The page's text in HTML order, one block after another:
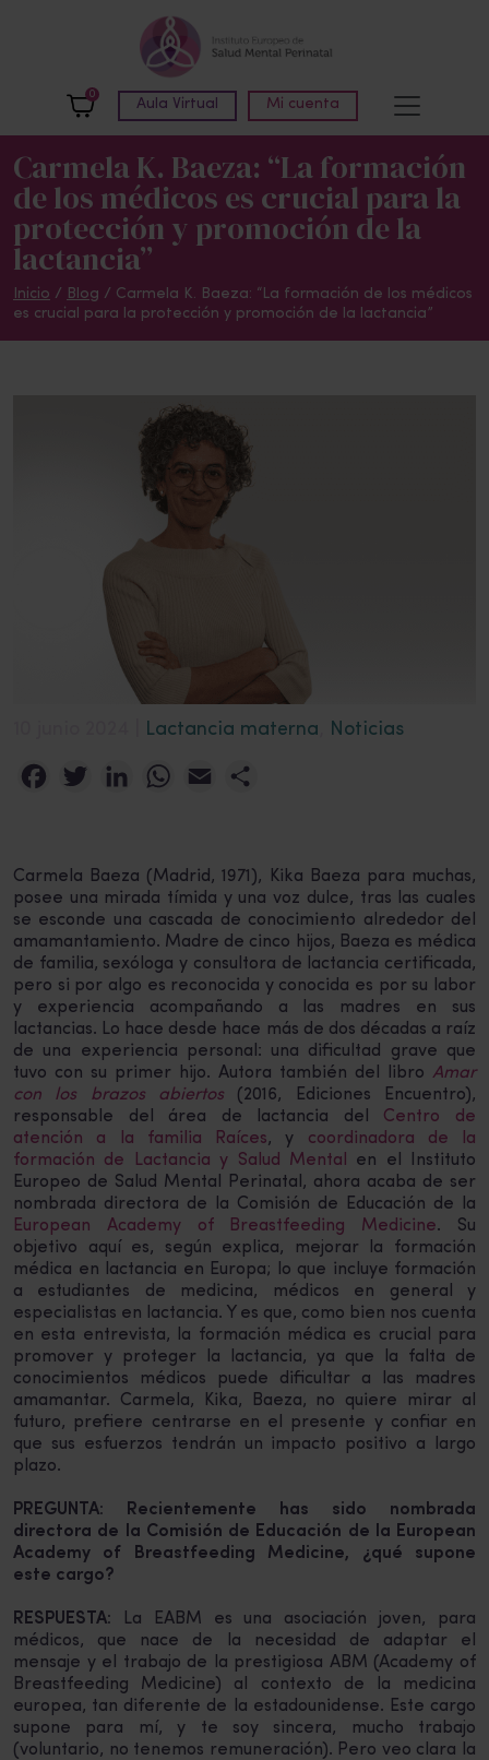
0
Aula Virtual Mi cuenta
Carmela K. Baeza: “La formación
de los médicos es crucial para la
protección y promoción de la
lactancia”
Inicio / Blog / Carmela K. Baeza: “La formación de los médicos
es crucial para la protección y promoción de la lactancia”
Lactancia materna Noticias
FacebookTwitterLinkedInWhatsApp
Email
Carmela Baeza (Madrid, 1971), Kika Baeza para muchas,
posee una mirada tímida y una voz dulce, tras las cuales
se esconde una cascada de conocimiento alrededor del
amamantamiento. Madre de cinco hijos, Baeza es médica
de familia, sexóloga y consultora de lactancia certificada,
pero si por algo es reconocida y conocida es por su labor
y experiencia acompañando a las madres en sus
lactancias. Lo hace desde hace más de dos décadas a raíz
de una experiencia personal: una dificultad grave que
tuvo con su primer hijo. Autora también del libro Amar
con los brazos abiertos (2016, Ediciones Encuentro),
responsable del área de lactancia del Centro de
atención a la familia Raíces, y coordinadora de la
formación de Lactancia y Salud Mental
en el Instituto
Europeo de Salud Mental Perinatal, ahora acaba de ser
nombrada directora de la Comisión de Educación de la
European Academy of Breastfeeding Medicine. Su
objetivo aquí es, según explica, mejorar la formación
médica en lactancia en Europa; lo que incluye formación
a estudiantes de medicina, médicos en general y
especialistas en lactancia. Y es que, como bien nos cuenta
en esta entrevista, la formación médica es crucial para
promover y proteger la lactancia, ya que la falta de
conocimientos médicos puede dificultar a las madres
amamantar. Carmela, Kika, Baeza, no quiere mirar al
futuro, prefiere centrarse en el presente y confiar en
que sus esfuerzos tendrán un impacto positivo a largo
plazo.
PREGUNTA: Recientemente has sido nombrada
directora de la Comisión de Educación de la European
Academy of Breastfeeding Medicine, ¿qué supone
este cargo?
RESPUESTA: La EABM es una asociación joven, para
médicos, que nace de la necesidad de adaptar el
mensaje y el trabajo de la prestigiosa ABM (Academy of
Breastfeeding Medicine) al contexto de la medicina
europea, tan diferente de la estadounidense. Este cargo
supone para mí, y te soy sincera, mucho trabajo
(voluntario, no tenemos remuneración). Pero veo clara la